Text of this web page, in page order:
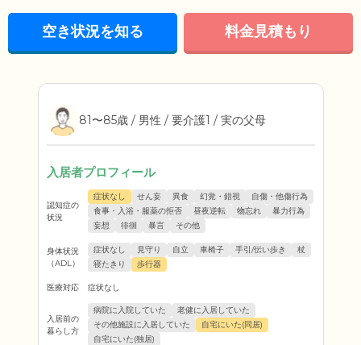
空き状況を知る 料金見積もり
81〜85歳 / 男性 / 要介護1 / 実の父母
入居者プロフィール
認知症の
状況
症状なし せん妄 異食 幻覚・錯視
自傷・他傷行為
食事・入浴・服薬の拒否
昼夜逆転 物忘れ
暴力行為
妄想
徘徊 暴言 その他
身体状況
（ADL）
症状なし 見守り 自立 車椅子 手引/伝い歩き
杖
寝たきり
歩行器
医療対応 症状なし
入居前の
暮らし方
病院に入院していた
老健に入居していた
その他施設に入居していた
自宅にいた(同居)
自宅にいた(独居)